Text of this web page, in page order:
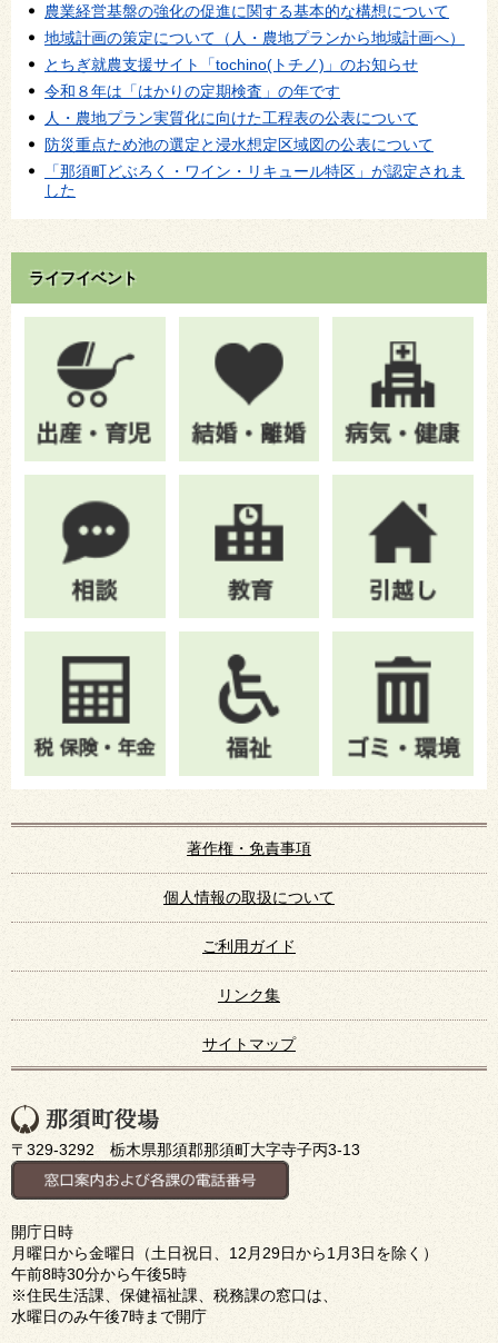
農業経営基盤の強化の促進に関する基本的な構想について
地域計画の策定について（人・農地プランから地域計画へ）
とちぎ就農支援サイト「tochino(トチノ)」のお知らせ
令和８年は「はかりの定期検査」の年です
人・農地プラン実質化に向けた工程表の公表について
防災重点ため池の選定と浸水想定区域図の公表について
「那須町どぶろく・ワイン・リキュール特区」が認定されま
した
ライフイベント
著作権・免責事項
個人情報の取扱について
ご利用ガイド
リンク集
サイトマップ
〒329-3292 栃木県那須郡那須町大字寺子丙3-13
開庁日時
月曜日から金曜日（土日祝日、12月29日から1月3日を除く）
午前8時30分から午後5時
※住民生活課、保健福祉課、税務課の窓口は、
水曜日のみ午後7時まで開庁